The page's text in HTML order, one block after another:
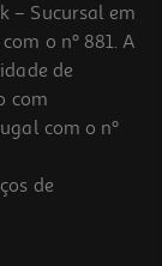
– Sucursal em
o nº 881. A
de
com
com o nº
de